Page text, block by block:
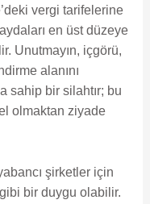
vergi tarifelerine
en üst düzeye
Unutmayın, içgörü,
alanını
sahip bir silahtır; bu
olmaktan ziyade
şirketler için
bir duygu olabilir.